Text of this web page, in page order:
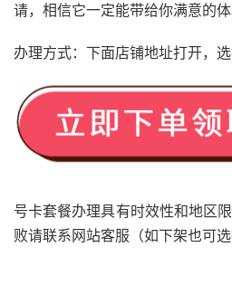
请，相信它一定能带给你满意的体
办理方式：下面店铺地址打开，
号卡套餐办理具有时效性和地区
败请联系网站客服（如下架也可选